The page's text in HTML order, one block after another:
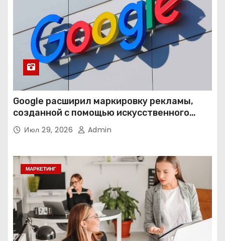
Google расширил маркировку рекламы,
созданной с помощью искусственного
интеллекта
Июл 29, 2026 Admin
МАРКЕТИНГ